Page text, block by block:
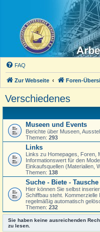
FAQ
Zur Webseite Foren-
Verschiedenes
Museen und Events
Berichte über Museen,
Themen: 293
Links
Links zu Homepages, Foren,
Informationswert für den
Einkaufsquellen (Materialien,
Themen: 138
Suche - Biete - Tausche
Hier können Sie selbst
Schiffbau steht.
regelmäßig automatisch
Themen: 232
Sie haben keine ausreichenden
zu lesen.